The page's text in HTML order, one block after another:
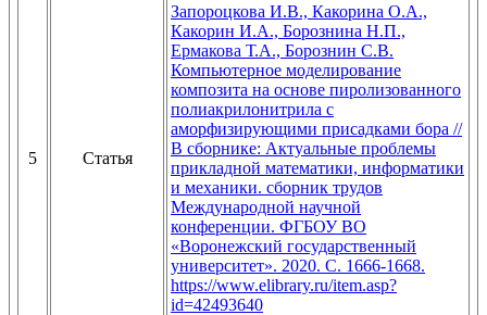
5 Статья
Запороцкова И.В., Какорина О.А.,
Какорин И.А., Борознина Н.П.,
Ермакова Т.А., Борознин С.В.
Компьютерное моделирование
композита на основе пиролизованного
полиакрилонитрила с
аморфизирующими присадками бора //
В сборнике: Актуальные проблемы
прикладной математики, информатики
и механики. сборник трудов
Международной научной
конференции. ФГБОУ ВО
«Воронежский государственный
университет». 2020. С. 1666-1668.
https://www.elibrary.ru/item.asp?
id=42493640